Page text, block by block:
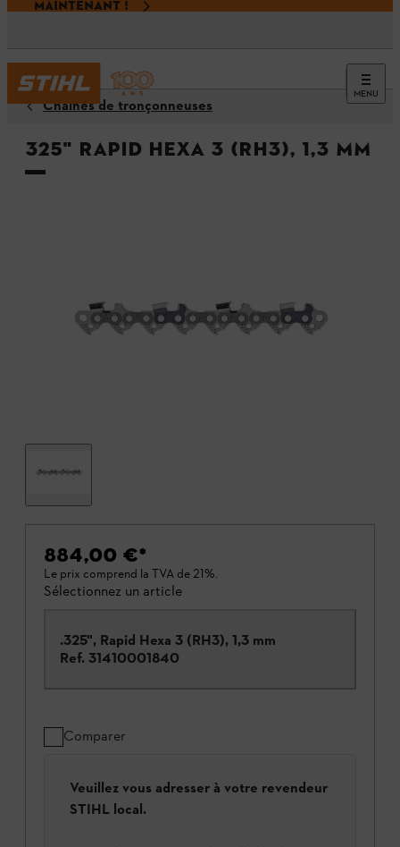
MAINTENANT !
MENU
Chaînes de tronçonneuses
325" Rapid Hexa 3 (RH3), 1,3 mm
884,00 €*
Le prix comprend la TVA de 21%.
Sélectionnez un article
.325", Rapid Hexa 3 (RH3), 1,3 mm
Ref. 31410001840
Comparer
Veuillez vous adresser à votre revendeur
STIHL local.